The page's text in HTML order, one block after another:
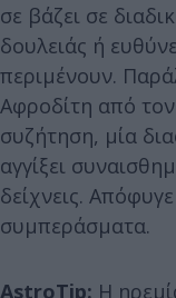
σε βάζει σε
δουλειάς ή
περιμένουν.
Αφροδίτη από
συζήτηση, μία
αγγίξει
δείχνεις.
συμπεράσματα.
AstroTip: Η